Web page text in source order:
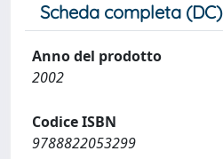
Scheda completa (DC)
Anno del prodotto
2002
Codice ISBN
9788822053299